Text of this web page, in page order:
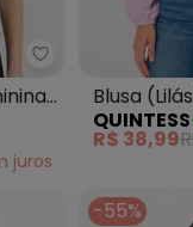
Essendi - Blusa
juros
Blusa
Vazado
QUINTESS
R$ 38,99
-55%